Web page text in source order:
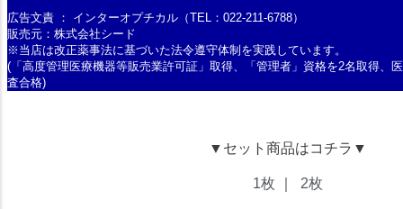
広告文責 ： インターオプチカル（TEL：022-211-6788）
販売元：株式会社シード
※当店は改正薬事法に基づいた法令遵守体制を実践しています。
(「高度管理医療機器等販売業許可証」取得、「管理者」資格を2名取得、
査合格)
▼セット商品はコチラ▼
1枚 2枚